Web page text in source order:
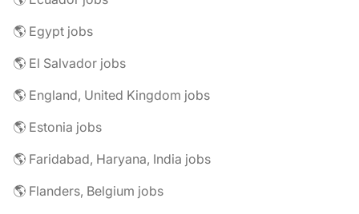
🌎 Egypt jobs
🌎 El Salvador jobs
🌎 England, United Kingdom jobs
🌎 Estonia jobs
🌎 Faridabad, Haryana, India jobs
🌎 Flanders, Belgium jobs